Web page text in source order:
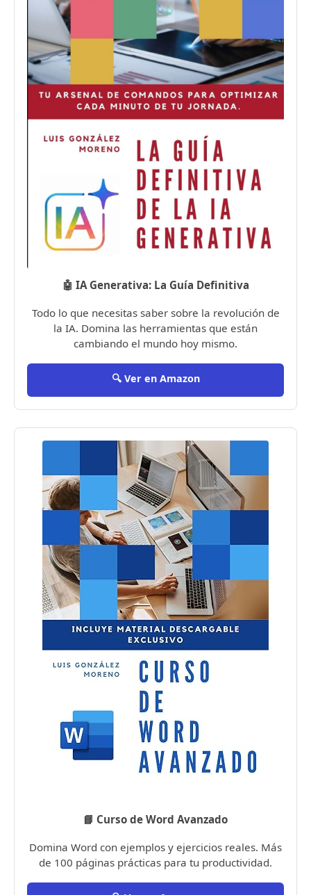
🤖 IA Generativa: La Guía Definitiva
Todo lo que necesitas saber sobre la revolución de
la IA. Domina las herramientas que están
cambiando el mundo hoy mismo.
🔍 Ver en Amazon
📘 Curso de Word Avanzado
Domina Word con ejemplos y ejercicios reales. Más
de 100 páginas prácticas para tu productividad.